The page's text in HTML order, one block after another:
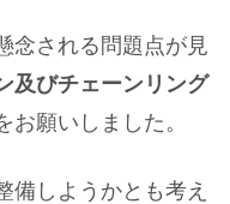
念される問題点が見
及びチェーンリング
お願いしました。
備しようかとも考え